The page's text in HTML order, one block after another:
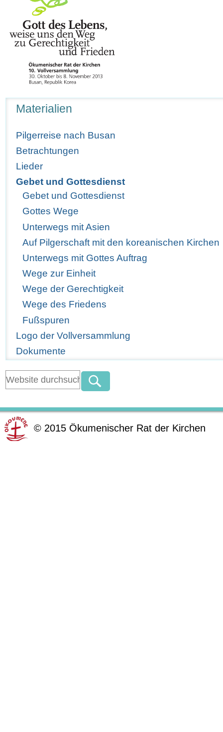
Materialien
Pilgerreise nach Busan
Betrachtungen
Lieder
Gebet und Gottesdienst
Gebet und Gottesdienst
Gottes Wege
Unterwegs mit Asien
Auf Pilgerschaft mit den koreanischen Kirchen
Unterwegs mit Gottes Auftrag
Wege zur Einheit
Wege der Gerechtigkeit
Wege des Friedens
Fußspuren
Logo der Vollversammlung
Dokumente
© 2015 Ökumenischer Rat der Kirchen